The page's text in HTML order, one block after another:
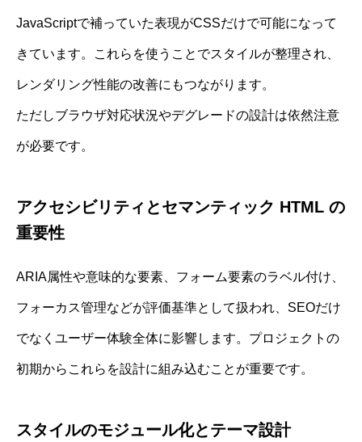
JavaScriptで補っていた表現がCSSだけで可能になって
きています。これらを使うことでスタイルが整理され、
レンダリング性能の改善にもつながります。
ただしブラウザ対応状況やデグレードの設計は依然注意
が必要です。
アクセシビリティとセマンティック HTML の
重要性
ARIA属性や意味的な要素、フォーム要素のラベル付け、
フォーカス管理などが評価基準として扱われ、SEOだけ
でなくユーザー体験全体に影響します。プロジェクトの
初期からこれらを設計に組み込むことが重要です。
スタイルのモジュール化とテーマ設計